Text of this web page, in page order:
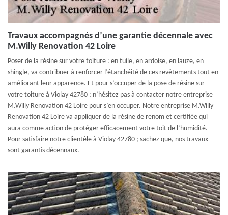
Travaux accompagnés d’une garantie décennale avec
M.Willy Renovation 42 Loire
Poser de la résine sur votre toiture : en tuile, en ardoise, en lauze, en
shingle, va contribuer à renforcer l’étanchéité de ces revêtements tout en
améliorant leur apparence. Et pour s’occuper de la pose de résine sur
votre toiture à Violay 42780 ; n’hésitez pas à contacter notre entreprise
M.Willy Renovation 42 Loire pour s’en occuper. Notre entreprise M.Willy
Renovation 42 Loire va appliquer de la résine de renom et certifiée qui
aura comme action de protéger efficacement votre toit de l’humidité.
Pour satisfaire notre clientèle à Violay 42780 ; sachez que, nos travaux
sont garantis décennaux.